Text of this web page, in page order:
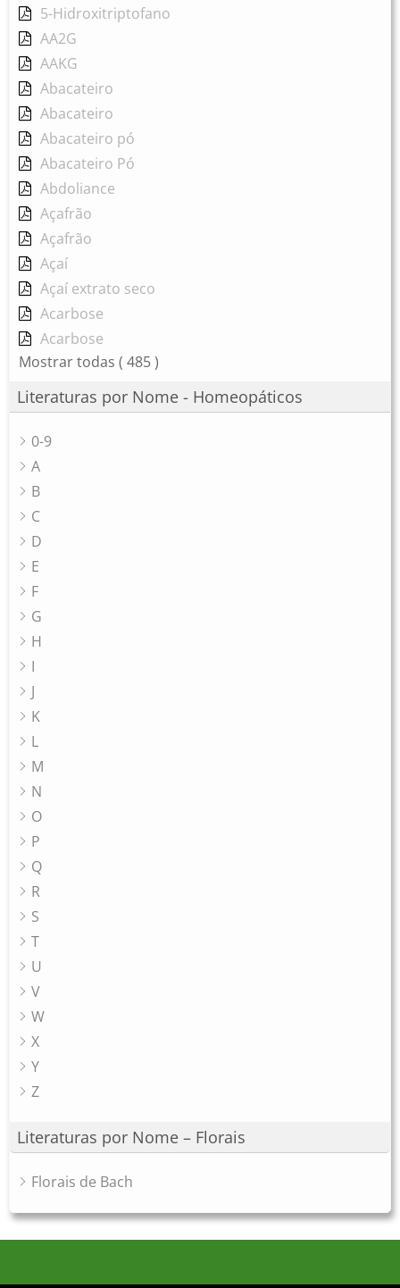
5-Hidroxitriptofano
AA2G
AAKG
Abacateiro
Abacateiro
Abacateiro pó
Abacateiro Pó
Abdoliance
Açafrão
Açafrão
Açaí
Açaí extrato seco
Acarbose
Acarbose
Mostrar todas ( 485 )
Literaturas por Nome - Homeopáticos
0-9
A
B
C
D
E
F
G
H
I
J
K
L
M
N
O
P
Q
R
S
T
U
V
W
X
Y
Z
Literaturas por Nome – Florais
Florais de Bach